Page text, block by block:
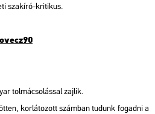
szak­író-kri­ti­kus.
tol­má­cso­lás­sal zaj­lik.
kor­lá­to­zott szám­ban tu­dunk fo­gad­ni a